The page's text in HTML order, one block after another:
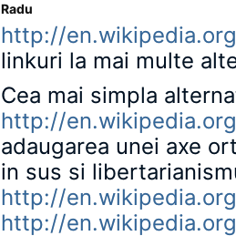
Radu
http://
linkuri la mai multe
Cea mai simpla
http://
adaugarea unei axe
in sus si
http://
http://